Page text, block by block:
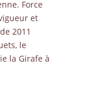
Force
et
2011
le
la Girafe à